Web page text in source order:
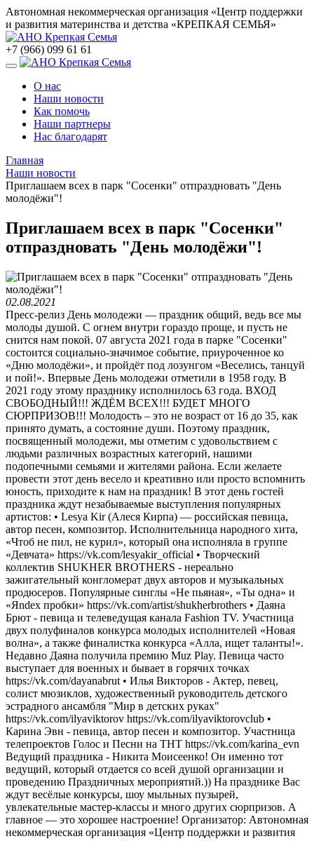
Автономная некоммерческая организация «Центр поддержки
и развития материнства и детства «КРЕПКАЯ СЕМЬЯ»
+7 (966) 099 61 61
О нас
Наши новости
Как помочь
Наши партнеры
Нас благодарят
Главная
Наши новости
Приглашаем всех в парк "Сосенки" отпраздновать "День
молодёжи"!
Приглашаем всех в парк "Сосенки"
отпраздновать "День молодёжи"!
02.08.2021
Пресс-релиз День молодежи — праздник общий, ведь все мы
молоды душой. С огнем внутри гораздо проще, и пусть не
снится нам покой. 07 августа 2021 года в парке "Сосенки"
состоится социально-значимое событие, приуроченное ко
«Дню молодёжи», и пройдёт под лозунгом «Веселись, танцуй
и пой!». Впервые День молодежи отметили в 1958 году. В
2021 году этому празднику исполнилось 63 года. ВХОД
СВОБОДНЫЙ!!! ЖДЁМ ВСЕХ!!! БУДЕТ МНОГО
СЮРПРИЗОВ!!! Молодость – это не возраст от 16 до 35, как
принято думать, а состояние души. Поэтому праздник,
посвященный молодежи, мы отметим с удовольствием с
людьми различных возрастных категорий, нашими
подопечными семьями и жителями района. Если желаете
провести этот день весело и креативно или просто вспомнить
юность, приходите к нам на праздник! В этот день гостей
праздника ждут незабываемые выступления популярных
артистов: • Lesya Kir (Алеся Кирпа) — российская певица,
автор песен, композитор. Исполнительница народного хита,
«Чтоб не пил, не курил», который она исполняла в группе
«Девчата» https://vk.com/lesyakir_official • Творческий
коллектив SHUKHER BROTHERS - нереально
зажигательный конгломерат двух авторов и музыкальных
продюсеров. Популярные синглы «Не пьяная», «Ты одна» и
«Яndex пробки» https://vk.com/artist/shukherbrothers • Даяна
Брют - певица и телеведущая канала Fashion TV. Участница
двух полуфиналов конкурса молодых исполнителей «Новая
волна», а также финалистка конкурса «Алла, ищет таланты!».
Недавно Даяна получила премию Muz Play. Певица часто
выступает для военных и бывает в горячих точках
https://vk.com/dayanabrut • Илья Викторов - Актер, певец,
солист мюзиклов, художественный руководитель детского
эстрадного ансамбля "Мир в детских руках"
https://vk.com/ilyaviktorov https://vk.com/ilyaviktorovclub •
Карина Эвн - певица, автор песен и композитор. Участница
телепроектов Голос и Песни на ТНТ https://vk.com/karina_evn
Ведущий праздника - Никита Моисеенко! Он именно тот
ведущий, который отдается со всей душой организации и
проведению Праздничных мероприятий.)) На празднике Вас
ждут весёлые конкурсы, шоу мыльных пузырей,
увлекательные мастер-классы и много других сюрпризов. А
главное — это хорошее настроение! Организатор: Автономная
некоммерческая организация «Центр поддержки и развития